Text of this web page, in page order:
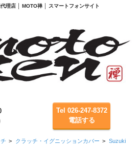
理店 │ MOTO禅 │ スマートフォンサイト
Tel 026-247-8372
電話する
> クラッチ・イグニッションカバー > Suzuki